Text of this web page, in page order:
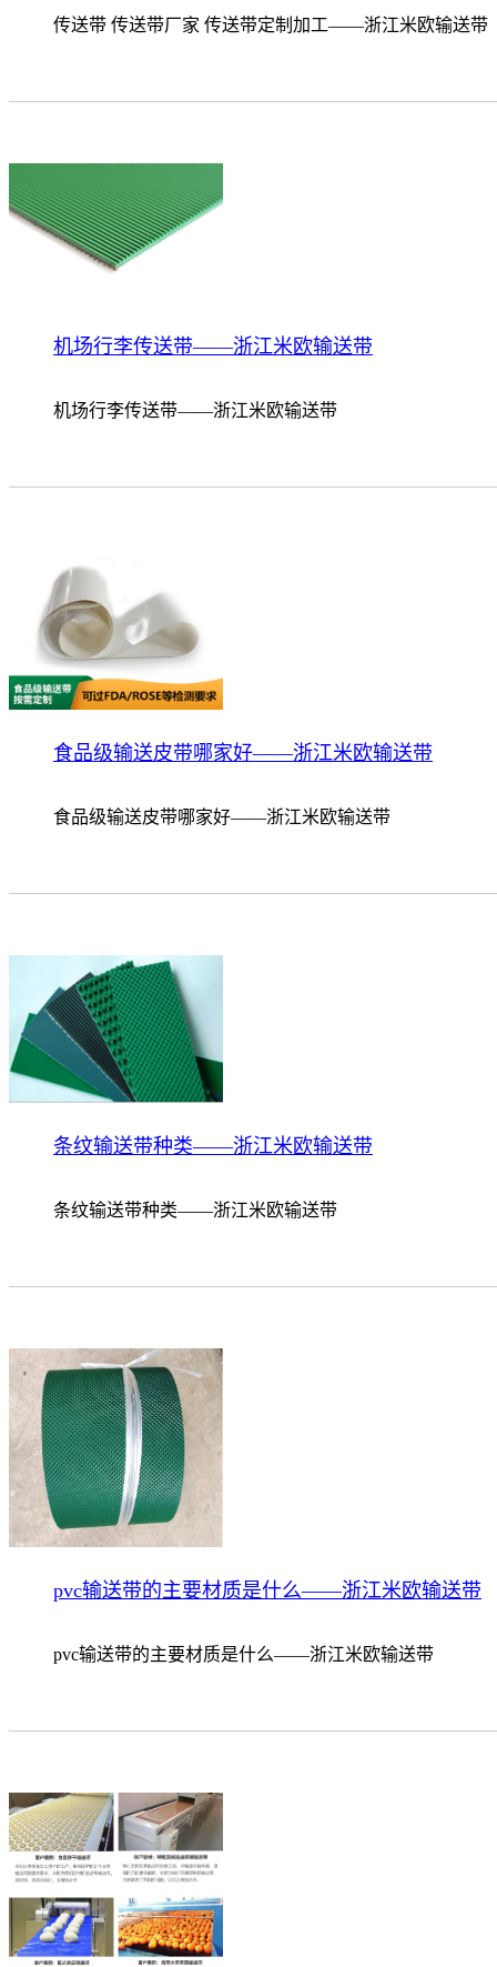
传送带 传送带厂家 传送带定制加工——浙江米欧输送带
机场行李传送带——浙江米欧输送带
机场行李传送带——浙江米欧输送带
食品级输送皮带哪家好——浙江米欧输送带
食品级输送皮带哪家好——浙江米欧输送带
条纹输送带种类——浙江米欧输送带
条纹输送带种类——浙江米欧输送带
pvc输送带的主要材质是什么——浙江米欧输送带
pvc输送带的主要材质是什么——浙江米欧输送带